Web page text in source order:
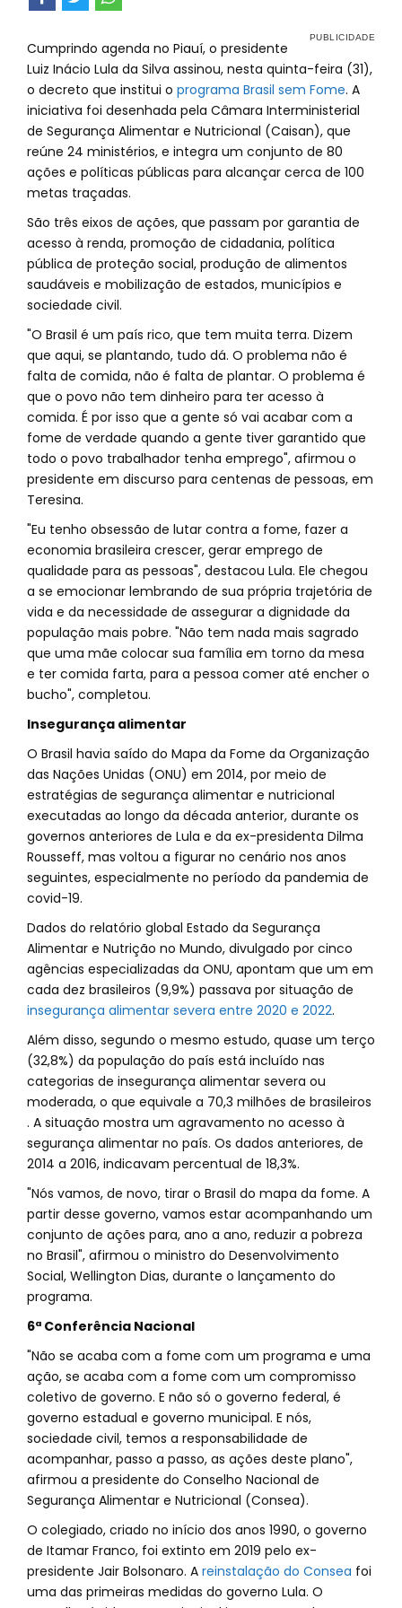
Cumprindo agenda no Piauí, o presidente
Luiz Inácio Lula da Silva assinou, nesta quinta-feira (31),
o decreto que institui o programa Brasil sem Fome. A
iniciativa foi desenhada pela Câmara Interministerial
de Segurança Alimentar e Nutricional (Caisan), que
reúne 24 ministérios, e integra um conjunto de 80
ações e políticas públicas para alcançar cerca de 100
metas traçadas.
São três eixos de ações, que passam por garantia de
acesso à renda, promoção de cidadania, política
pública de proteção social, produção de alimentos
saudáveis e mobilização de estados, municípios e
sociedade civil.
"O Brasil é um país rico, que tem muita terra. Dizem
que aqui, se plantando, tudo dá. O problema não é
falta de comida, não é falta de plantar. O problema é
que o povo não tem dinheiro para ter acesso à
comida. É por isso que a gente só vai acabar com a
fome de verdade quando a gente tiver garantido que
todo o povo trabalhador tenha emprego", afirmou o
presidente em discurso para centenas de pessoas, em
Teresina.
"Eu tenho obsessão de lutar contra a fome, fazer a
economia brasileira crescer, gerar emprego de
qualidade para as pessoas", destacou Lula. Ele chegou
a se emocionar lembrando de sua própria trajetória de
vida e da necessidade de assegurar a dignidade da
população mais pobre. "Não tem nada mais sagrado
que uma mãe colocar sua família em torno da mesa
e ter comida farta, para a pessoa comer até encher o
bucho", completou.
Insegurança alimentar
O Brasil havia saído do Mapa da Fome da Organização
das Nações Unidas (ONU) em 2014, por meio de
estratégias de segurança alimentar e nutricional
executadas ao longo da década anterior, durante os
governos anteriores de Lula e da ex-presidenta Dilma
Rousseff, mas voltou a figurar no cenário nos anos
seguintes, especialmente no período da pandemia de
covid-19.
Dados do relatório global Estado da Segurança
Alimentar e Nutrição no Mundo, divulgado por cinco
agências especializadas da ONU, apontam que um em
cada dez brasileiros (9,9%) passava por situação de
insegurança alimentar severa entre 2020 e 2022.
Além disso, segundo o mesmo estudo, quase um terço
(32,8%) da população do país está incluído nas
categorias de insegurança alimentar severa ou
moderada, o que equivale a 70,3 milhões de brasileiros
. A situação mostra um agravamento no acesso à
segurança alimentar no país. Os dados anteriores, de
2014 a 2016, indicavam percentual de 18,3%.
"Nós vamos, de novo, tirar o Brasil do mapa da fome. A
partir desse governo, vamos estar acompanhando um
conjunto de ações para, ano a ano, reduzir a pobreza
no Brasil", afirmou o ministro do Desenvolvimento
Social, Wellington Dias, durante o lançamento do
programa.
6ª Conferência Nacional
"Não se acaba com a fome com um programa e uma
ação, se acaba com a fome com um compromisso
coletivo de governo. E não só o governo federal, é
governo estadual e governo municipal. E nós,
sociedade civil, temos a responsabilidade de
acompanhar, passo a passo, as ações deste plano",
afirmou a presidente do Conselho Nacional de
Segurança Alimentar e Nutricional (Consea).
O colegiado, criado no início dos anos 1990, o governo
de Itamar Franco, foi extinto em 2019 pelo ex-
presidente Jair Bolsonaro. A reinstalação do Consea foi
uma das primeiras medidas do governo Lula. O